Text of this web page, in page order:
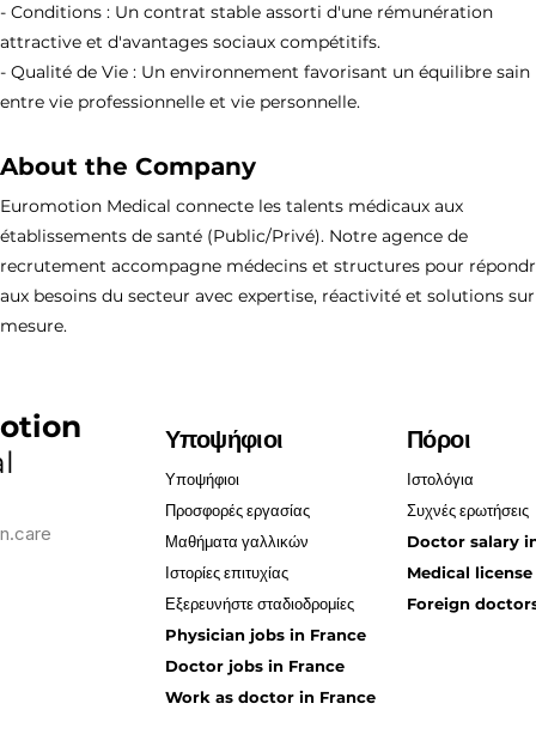
- Conditions : Un contrat stable assorti d'une rémunération
attractive et d'avantages sociaux compétitifs.
- Qualité de Vie : Un environnement favorisant un équilibre sain
entre vie professionnelle et vie personnelle.
About the Company
Euromotion Medical connecte les talents médicaux aux
établissements de santé (Public/Privé). Notre agence de
recrutement accompagne médecins et structures pour
aux besoins du secteur avec expertise, réactivité et solutions sur
mesure.
Υποψήφιοι
Υποψήφιοι
Προσφορές εργασίας
Μαθήματα γαλλικών
Ιστορίες επιτυχίας
Εξερευνήστε σταδιοδρομίες
Physician jobs in France
Doctor jobs in France
Work as doctor in France
Πόροι
Ιστολόγια
Συχνές ερωτήσεις
Doctor salary
Medical
Foreign